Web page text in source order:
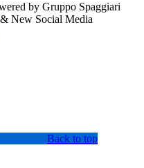
by Gruppo Spaggiari
New Social Media
Back to top